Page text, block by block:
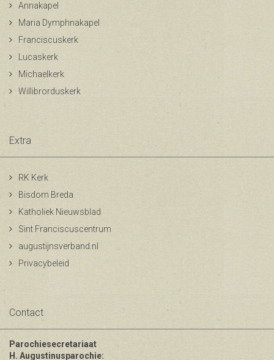
Annakapel
Maria Dymphnakapel
Franciscuskerk
Lucaskerk
Michaelkerk
Willibrorduskerk
Extra
RK Kerk
Bisdom Breda
Katholiek Nieuwsblad
Sint Franciscuscentrum
augustijnsverband.nl
Privacybeleid
Contact
Parochiesecretariaat
H. Augustinusparochie: